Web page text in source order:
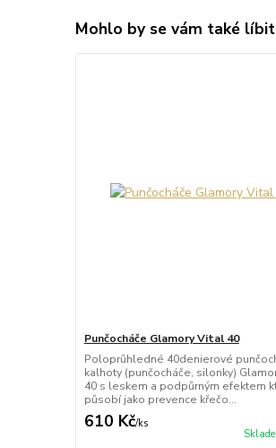
Mohlo by se vám také líbit
Punčocháče Glamory Vital 40
Poloprůhledné 40denierové
kalhoty (punčocháče, silonky)
40 s leskem a podpůrným efektem
působí jako prevence křečo...
610 Kč/ks